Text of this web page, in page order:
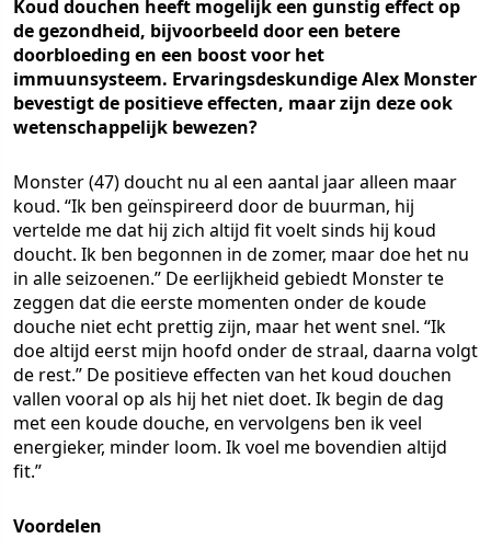
Koud douchen heeft mogelijk een gunstig effect op
de gezondheid, bijvoorbeeld door een betere
doorbloeding en een boost voor het
immuunsysteem. Ervaringsdeskundige Alex Monster
bevestigt de positieve effecten, maar zijn deze ook
wetenschappelijk bewezen?
Monster (47) doucht nu al een aantal jaar alleen maar
koud. “Ik ben geïnspireerd door de buurman, hij
vertelde me dat hij zich altijd fit voelt sinds hij koud
doucht. Ik ben begonnen in de zomer, maar doe het nu
in alle seizoenen.” De eerlijkheid gebiedt Monster te
zeggen dat die eerste momenten onder de koude
douche niet echt prettig zijn, maar het went snel. “Ik
doe altijd eerst mijn hoofd onder de straal, daarna volgt
de rest.” De positieve effecten van het koud douchen
vallen vooral op als hij het niet doet. Ik begin de dag
met een koude douche, en vervolgens ben ik veel
energieker, minder loom. Ik voel me bovendien altijd
fit.”
Voordelen